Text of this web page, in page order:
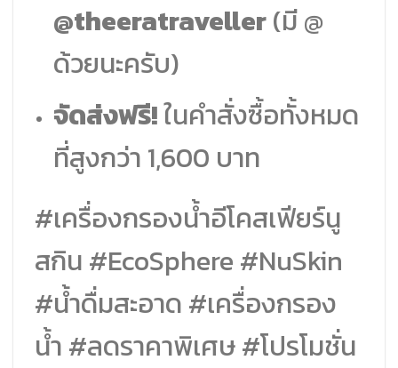
@theeratraveller(มี @
ด้วยนะครับ)
จัดส่งฟรี!ในคำสั่งซื้อทั้งหมด
ที่สูงกว่า 1,600 บาท
#เครื่องกรองน้ำอีโคสเฟียร์นู
สกิน #EcoSphere #NuSkin
#น้ำดื่มสะอาด #เครื่องกรอง
น้ำ #ลดราคาพิเศษ #โปรโมชั่น